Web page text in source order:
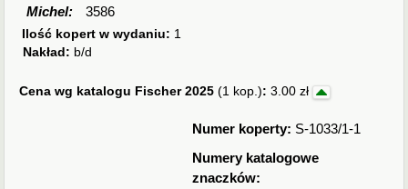
Michel:
3586
Ilość kopert w wydaniu: 1
Nakład: b/d
Cena wg katalogu Fischer 2025(1 kop.): 3.00 zł
Numer koperty: S-1033/1-1
Numery katalogowe
znaczków: